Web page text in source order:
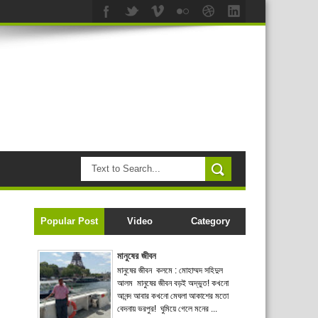
Popular Post Video Category
মানুষের জীবন
মানুষের জীবন কলমে : মোহাম্মদ সহিদুল
আলম মানুষের জীবন বড়ই অদ্ভুত! কখনো
আনন্দ আবার কখনো মেঘলা আকাশের মতো
বেদনায় ভরপুর! ঘুমিয়ে গেলে মনের ...